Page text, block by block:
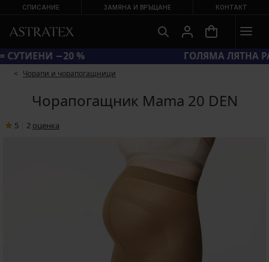
СПИСАНИЕ ЗАМЯНА И ВРЪЩАНЕ КОНТАКТ
КОД BRA20 = СУТИЕНИ −20 %
Чорапи и чорапогащници
Чорапогащник Mama 20 DEN
5 2 oценка